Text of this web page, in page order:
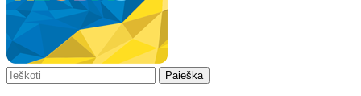
Paieška